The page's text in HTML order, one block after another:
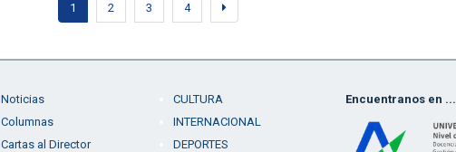
1 2 3 4
Noticias
Columnas
Cartas al Director
CULTURA
INTERNACIONAL
DEPORTES
Encuentranos en ...